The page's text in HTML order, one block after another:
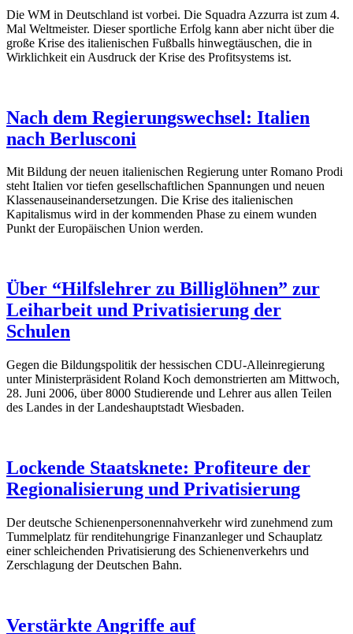
Die WM in Deutschland ist vorbei. Die Squadra Azzurra ist zum 4.
Mal Weltmeister. Dieser sportliche Erfolg kann aber nicht über die
große Krise des italienischen Fußballs hinwegtäuschen, die in
Wirklichkeit ein Ausdruck der Krise des Profitsystems ist.
Nach dem Regierungswechsel: Italien
nach Berlusconi
Mit Bildung der neuen italienischen Regierung unter Romano Prodi
steht Italien vor tiefen gesellschaftlichen Spannungen und neuen
Klassenauseinandersetzungen. Die Krise des italienischen
Kapitalismus wird in der kommenden Phase zu einem wunden
Punkt der Europäischen Union werden.
Über “Hilfslehrer zu Billiglöhnen” zur
Leiharbeit und Privatisierung der
Schulen
Gegen die Bildungspolitik der hessischen CDU-Alleinregierung
unter Ministerpräsident Roland Koch demonstrierten am Mittwoch,
28. Juni 2006, über 8000 Studierende und Lehrer aus allen Teilen
des Landes in der Landeshauptstadt Wiesbaden.
Lockende Staatsknete: Profiteure der
Regionalisierung und Privatisierung
Der deutsche Schienenpersonennahverkehr wird zunehmend zum
Tummelplatz für renditehungrige Finanzanleger und Schauplatz
einer schleichenden Privatisierung des Schienenverkehrs und
Zerschlagung der Deutschen Bahn.
Verstärkte Angriffe auf